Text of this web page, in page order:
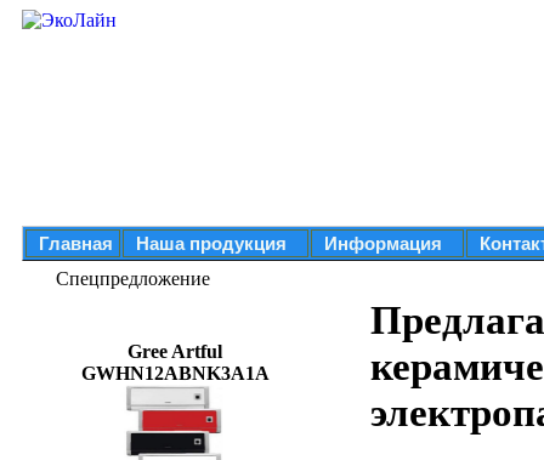
Главная Наша продукция Информация
Спецпредложение
Gree Artful
GWHN12ABNK3A1A